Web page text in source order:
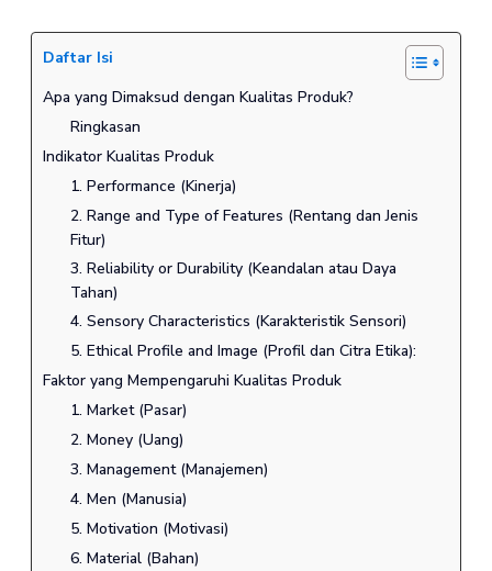
Daftar Isi
Apa yang Dimaksud dengan Kualitas Produk?
Ringkasan
Indikator Kualitas Produk
1. Performance (Kinerja)
2. Range and Type of Features (Rentang dan Jenis
Fitur)
3. Reliability or Durability (Keandalan atau Daya
Tahan)
4. Sensory Characteristics (Karakteristik Sensori)
5. Ethical Profile and Image (Profil dan Citra Etika):
Faktor yang Mempengaruhi Kualitas Produk
1. Market (Pasar)
2. Money (Uang)
3. Management (Manajemen)
4. Men (Manusia)
5. Motivation (Motivasi)
6. Material (Bahan)